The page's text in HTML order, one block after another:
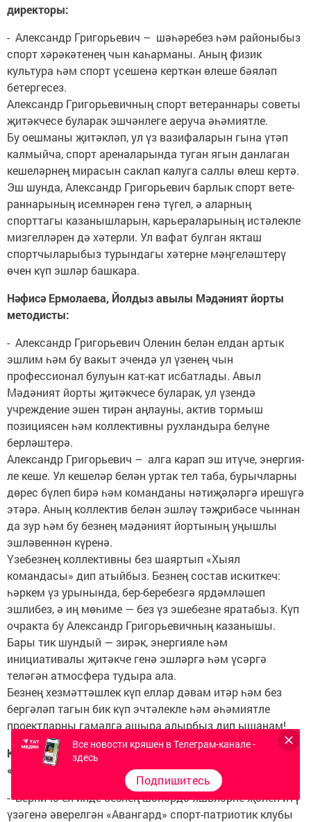
директоры:
- Александр Григорьевич – шәһәребез һәм районыбыз
спорт хәрәкәтенең чын каһарманы. Аның физик
культура һәм спорт үсешенә керткән өлеше бәяләп
бетергесез.
Александр Григорьевичның спорт ветераннары советы
җитәкчесе буларак эшчәнлеге аеруча әһәмиятле.
Бу оешманы җитәкләп, ул үз вазифаларын гына үтәп
калмыйча, спорт ареналарында туган ягын данлаган
кешеләрнең мирасын сак­лап калуга саллы өлеш кертә.
Эш шунда, Александр Гри­­горь­евич барлык спорт вете­
раннарының исемнәрен генә түгел, ә аларның
спорттагы казанышларын, карьераларының истәлекле
мизгелләрен дә хәтерли. Ул вафат булган якташ
спортчыларыбыз турындагы хәтерне мәңгеләштерү
өчен күп эшләр башкара.
Нәфисә Ермолаева, Йолдыз авылы Мәдәният йорты
методисты:
- Александр Григорьевич Оленин белән елдан артык
эшлим һәм бу вакыт эчендә ул үзенең чын
профессионал булуын кат-кат исбатлады. Авыл
Мәдәният йорты җитәкчесе буларак, ул үзендә
учреждение эшен тирән аңлауны, актив тормыш
позициясен һәм коллективны рухландыра белүне
берләштерә.
Александр Григорьевич – алга карап эш итүче, энергия­
ле кеше. Ул кешеләр белән уртак тел таба, бурычларны
дөрес бүлеп бирә һәм команданы нәтиҗәләргә ирешүгә
этәрә. Аның коллектив белән эшләү тәҗрибәсе чыннан
да зур һәм бу безнең мәдәният йортының уңышлы
эшләвеннән күренә.
Үзебезнең коллективны без шаяртып «Хыял
командасы» дип атыйбыз. Безнең состав искиткеч:
һәркем үз урынында, бер-беребезгә ярдәмләшеп
эшлибез, ә иң мөһиме — без үз эшебезне яратабыз. Күп
очракта бу Александр Григорьевичның казанышы.
Бары тик шундый — зирәк, энергияле һәм
инициативалы җитәкче генә эшләргә һәм үсәргә
теләгән атмосфера тудыра ала.
Безнең хезмәттәшлек күп еллар дәвам итәр һәм без
бергәләп тагын бик күп эчтәлекле һәм әһәмиятле
проектларны гамәлгә ашыра алырбыз дип ышанам!
Константин Левинский, Йолдыз поселогында яшәүче,
«Авангард» клубы җитәкчесе:
- Берничә ел инде безнең шәһәрдә яшьләрне җәлеп итү
үзәгенә әверелгән «Авангард» спорт-патриотик клубы
Все новости кряшен в Телеграм-канале -
здесь
Подпишитесь